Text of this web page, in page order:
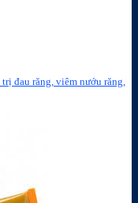
đau răng, viêm nướu răng,